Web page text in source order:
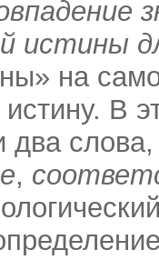
истины
на
В
два
,